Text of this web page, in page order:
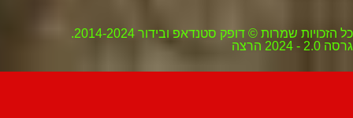
כל הזכויות שמרות © דופק סטנדאפ ובידור 2014-2024.
גרסה 2.0 - 2024 הרצה